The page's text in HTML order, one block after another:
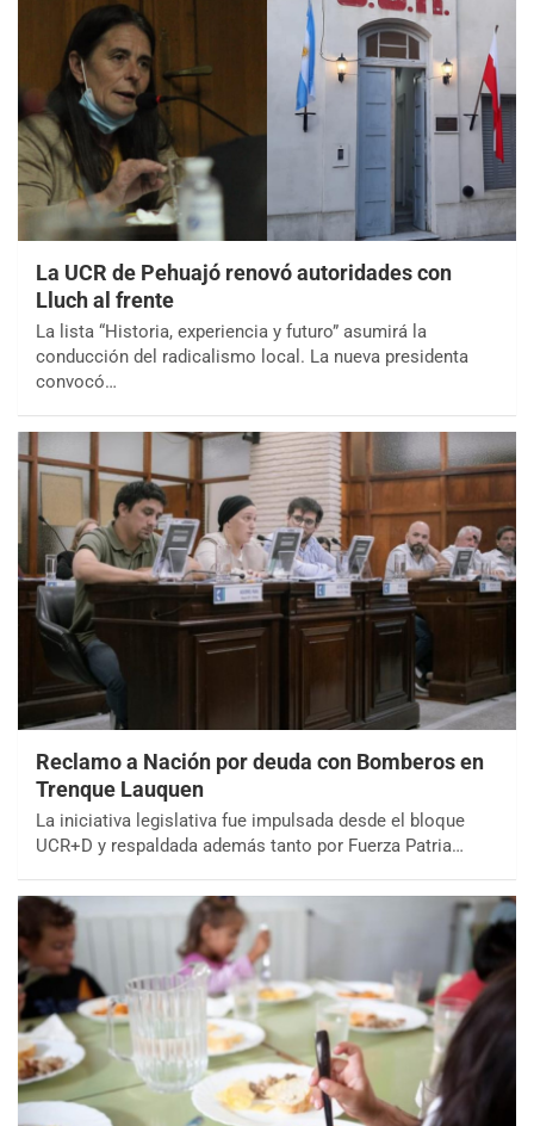
La UCR de Pehuajó renovó autoridades con
Lluch al frente
La lista “Historia, experiencia y futuro” asumirá la
conducción del radicalismo local. La nueva presidenta
convocó…
Reclamo a Nación por deuda con Bomberos en
Trenque Lauquen
La iniciativa legislativa fue impulsada desde el bloque
UCR+D y respaldada además tanto por Fuerza Patria…